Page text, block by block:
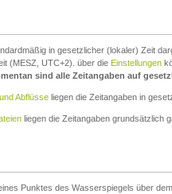
in gesetzlicher (lokaler) Zeit
(MESZ, UTC+2). über die Einstellungen
sind alle Zeitangaben auf
Abflüsse liegen die Zeitangaben in
liegen die Zeitangaben grundsätzlich
Punktes des Wasserspiegels über dem